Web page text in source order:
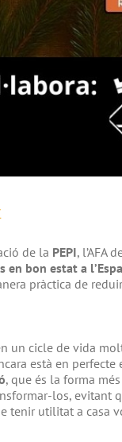
de la PEPI, l’AFA
bon estat a
pràctica de
un cicle de vida
està en perfecte
, que és la forma
los, evitant
tenir utilitat a casa